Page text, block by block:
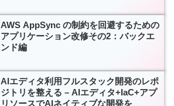
AWS AppSync の制約を回避するための
アプリケーション改修その2：バックエ
ンド編
AIエディタ利用フルスタック開発のレポ
ジトリを整える – AIエディタ+IaC+アプ
リソースでAIネイティブな開発を